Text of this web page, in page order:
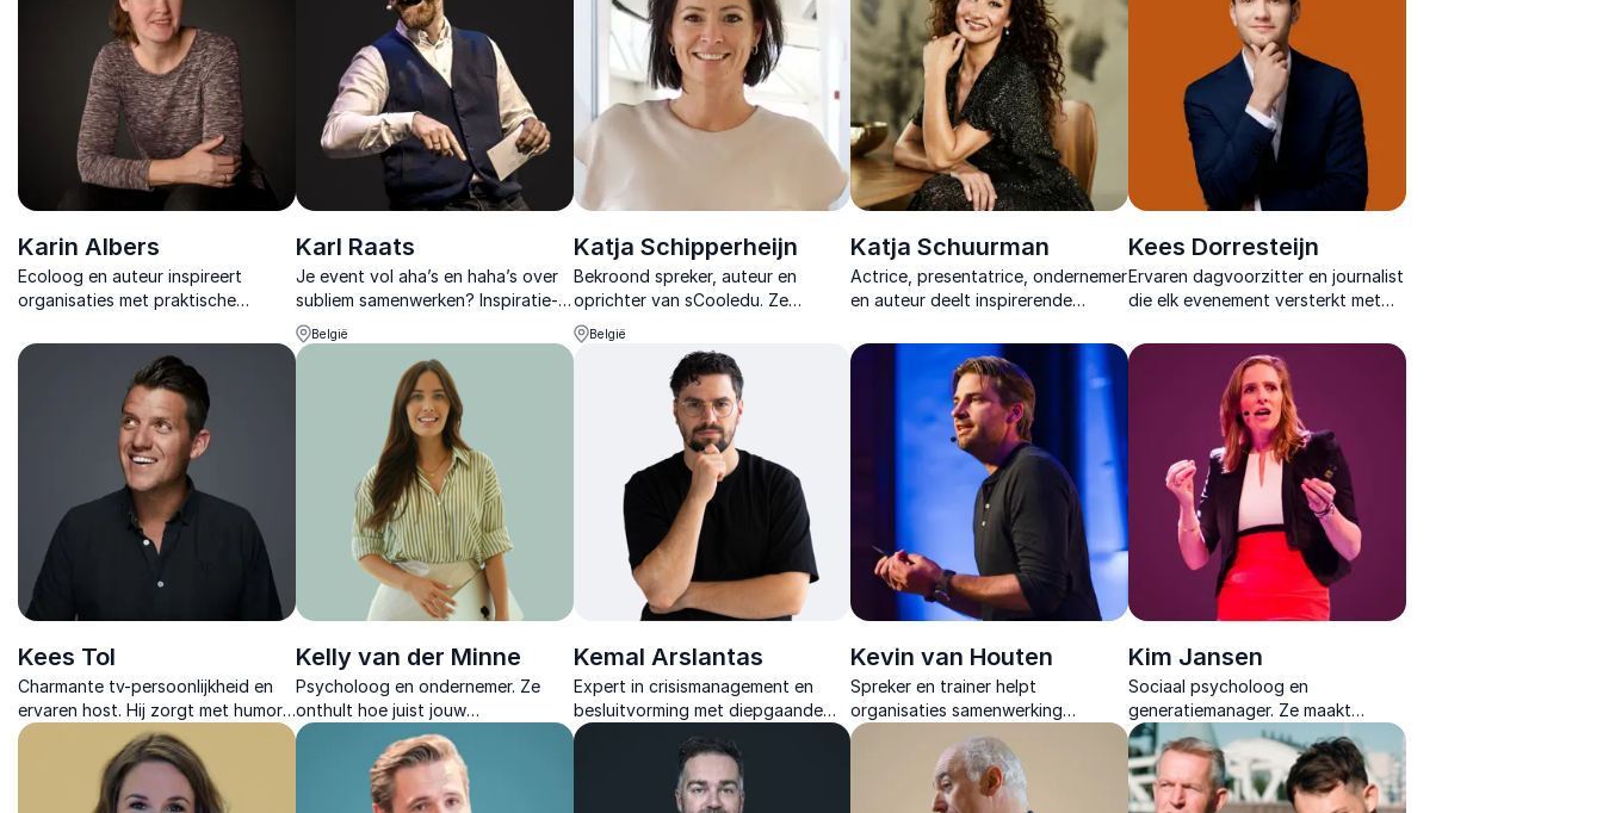
leiderschap.
Karin Albers
Ecoloog en auteur inspireert
organisaties met praktische
werken en laat zien hoe natuur
bijdraagt aan gezondheid en
Karl Raats
Je event vol aha’s en haha’s over
subliem samenwerken? Inspiratie-
strateeg Karl Raats maakt van
collega’s elkaars grootste
inspiratiebron.
België
Katja Schipperheijn
Bekroond spreker, auteur en
oprichter van sCooledu. Ze
inspireert met AI, leiderschap en
leren, en verbindt technologie met
groei en impact.
België
Katja Schuurman
Actrice, presentatrice, ondernemer
en auteur deelt inspirerende
leiderschap, veerkracht en
maatschappelijke betrokkenheid.
Kees Dorresteijn
Ervaren dagvoorzitter en journalist
die elk evenement versterkt met
ontspannen, energieke sfeer.
Kees Tol
Charmante tv-persoonlijkheid en
ervaren host. Hij zorgt met humor,
flair en vakmanschap voor een
vlekkeloze presentatie die mensen
Kelly van der Minne
Psycholoog en ondernemer. Ze
onthult hoe juist jouw
menselijkheid onmisbaar blijft in
een wereld vol AI en digitale
verandering.
Kemal Arslantas
Expert in crisismanagement en
besluitvorming met diepgaande
inzichten voor organisaties die
sterker uit elke situatie willen
Kevin van Houten
Spreker en trainer helpt
organisaties samenwerking
versnellen door gedrag centraal te
zetten en ruis in teams concreet
aan te pakken.
Kim Jansen
Sociaal psycholoog en
generatiemanager. Ze maakt
generatiemanagement concreet en
duidelijk voor elke organisatie.